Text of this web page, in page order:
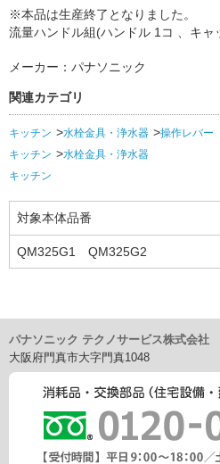
※本品は生産終了となりました。
流量ハンドル組(ハンドル 1コ 、キ
メーカー：パナソニック
関連カテゴリ
キッチン 水栓金具・浄水器
操作レバー
キッチン
水栓金具・浄水器
キッチン
対象本体品番
QM325G1 QM325G2
パナソニック テクノサービス株式会社
大阪府門真市大字門真1048